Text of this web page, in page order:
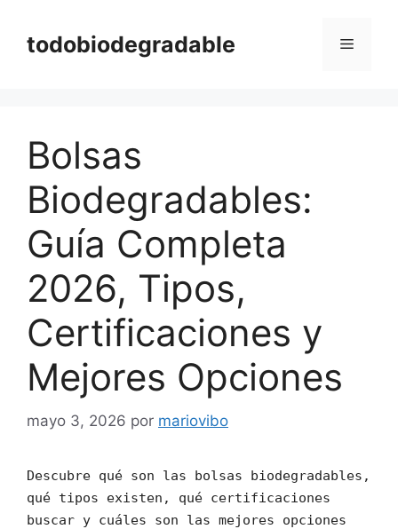
contenido
todobiodegradable Menú
Bolsas
Biodegradables:
Guía Completa
2026, Tipos,
Certificaciones y
Mejores Opciones
mayo 3, 2026 por mariovibo
Descubre qué son las bolsas biodegradables,
qué tipos existen, qué certificaciones
buscar y cuáles son las mejores opciones